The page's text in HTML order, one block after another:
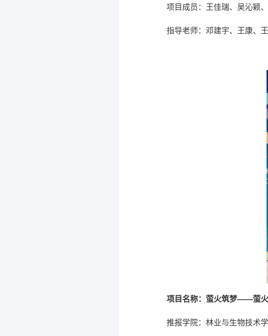
项目成员：王佳瑞、吴沁颖
指导老师：邓建宇、王康、
项目名称：萤火筑梦——萤
推报学院：林业与生物技术